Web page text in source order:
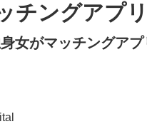
。でも…」本田圭佑が初めて
チングアプ
女がマッチングア